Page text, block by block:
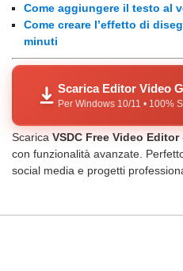
Come aggiungere il testo al
Come creare l’effetto di
minuti
Scarica Editor Video
Per Windows 10/11 • 100%
Scarica VSDC Free Video Editor
con funzionalità avanzate.
social media e progetti